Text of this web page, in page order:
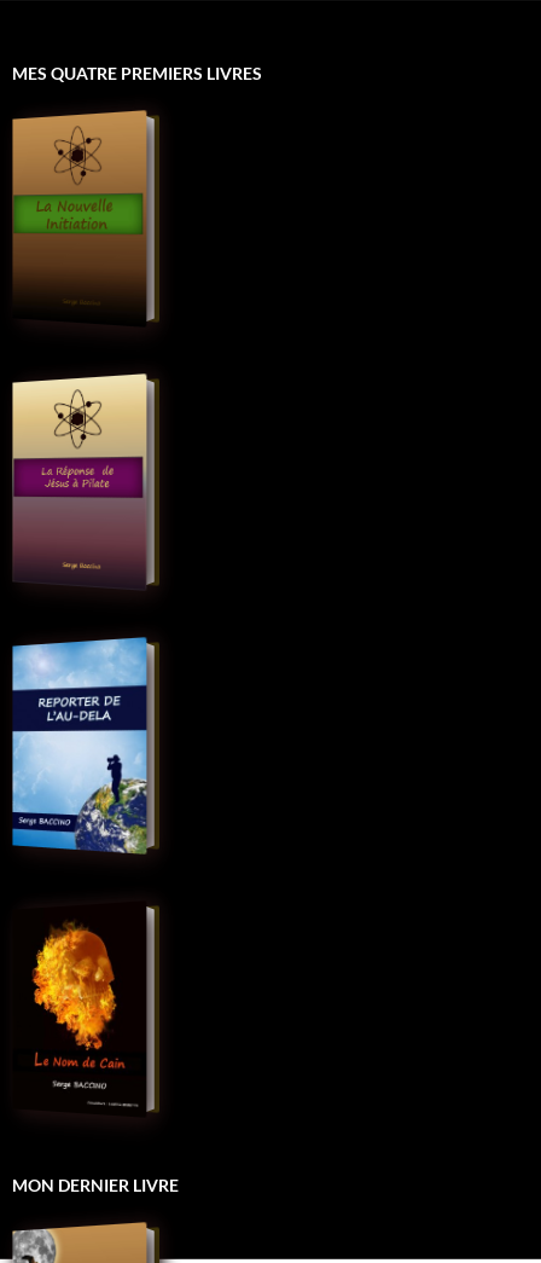
MES QUATRE PREMIERS LIVRES
MON DERNIER LIVRE